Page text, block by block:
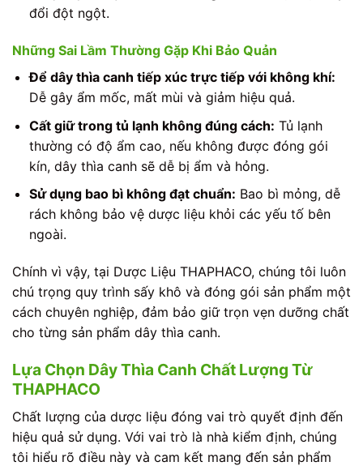
đổi đột ngột.
Những Sai Lầm Thường Gặp Khi Bảo Quản
Để dây thìa canh tiếp xúc trực tiếp với không khí:
Dễ gây ẩm mốc, mất mùi và giảm hiệu quả.
Cất giữ trong tủ lạnh không đúng cách: Tủ lạnh
thường có độ ẩm cao, nếu không được đóng gói
kín, dây thìa canh sẽ dễ bị ẩm và hỏng.
Sử dụng bao bì không đạt chuẩn: Bao bì mỏng, dễ
rách không bảo vệ dược liệu khỏi các yếu tố bên
ngoài.
Chính vì vậy, tại Dược Liệu THAPHACO, chúng tôi luôn
chú trọng quy trình sấy khô và đóng gói sản phẩm một
cách chuyên nghiệp, đảm bảo giữ trọn vẹn dưỡng chất
cho từng sản phẩm dây thìa canh.
Lựa Chọn Dây Thìa Canh Chất Lượng Từ
THAPHACO
Chất lượng của dược liệu đóng vai trò quyết định đến
hiệu quả sử dụng. Với vai trò là nhà kiểm định, chúng
tôi hiểu rõ điều này và cam kết mang đến sản phẩm